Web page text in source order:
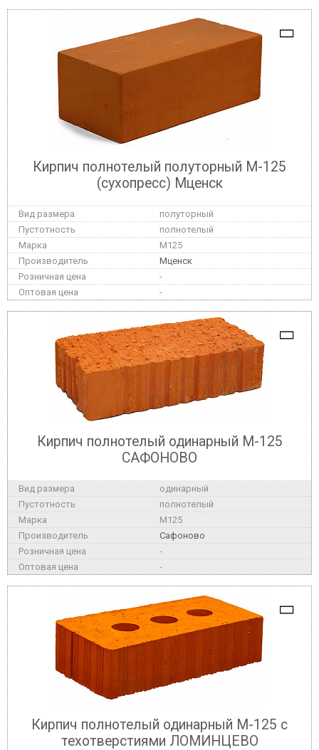
Кирпич полнотелый полуторный М-125
(сухопресс) Мценск
полуторный
полнотелый
M125
Мценск
-
-
Кирпич полнотелый одинарный М-125
САФОНОВО
одинарный
полнотелый
M125
Сафоново
-
-
Кирпич полнотелый одинарный М-125 с
техотверстиями ЛОМИНЦЕВО